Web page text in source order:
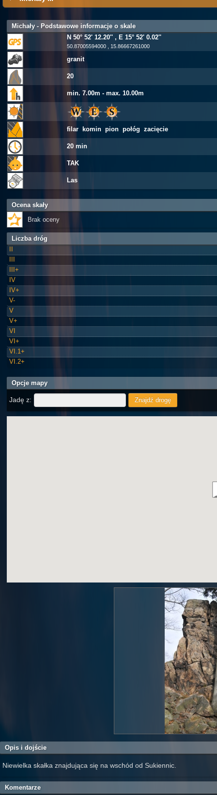
Michały - Podstawowe informacje o skale
N 50° 52' 12.20'' , E 15° 52' 0.02''
50.87005594000 , 15.86667261000
granit
20
min. 7.00m - max. 10.00m
filar komin pion połóg zacięcie
20 min
TAK
Las
Ocena skały
Brak oceny
Liczba dróg
III+
IV
IV+
V-
V
V+
VI
VI+
VI.1+
VI.2+
Opcje mapy
Jadę z:
Opis i dojście
Niewielka skałka znajdująca się na wschód od Sukiennic.
Komentarze